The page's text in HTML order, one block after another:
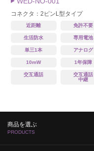
コネクタ：2ピンL型タイプ
近距離 免許不要
生活防水 専用電池
単三1本 アナログ
10mW 1年保障
交互通話
交互通話
中継
商品を選ぶ
PRODUCTS